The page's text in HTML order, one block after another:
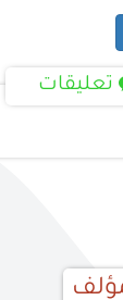
تعليقات